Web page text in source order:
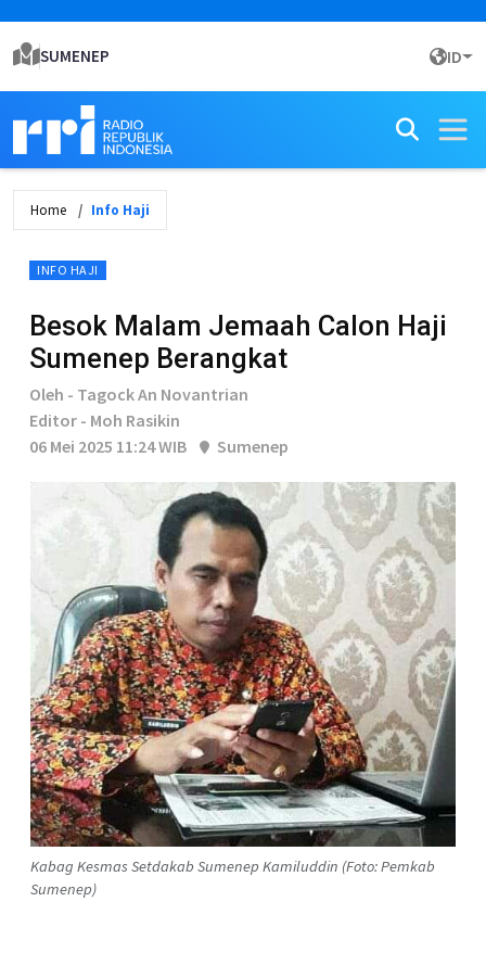
SUMENEP ID
Home Info Haji
INFO HAJI
Besok Malam Jemaah Calon Haji
Sumenep Berangkat
Oleh - Tagock An Novantrian
Editor - Moh Rasikin
06 Mei 2025 11:24 WIB
Sumenep
Kabag Kesmas Setdakab Sumenep Kamiluddin (Foto: Pemkab
Sumenep)